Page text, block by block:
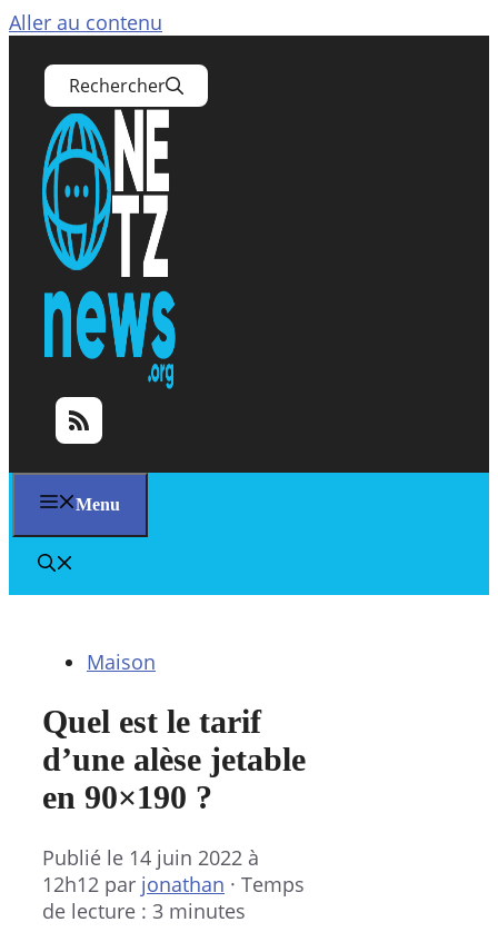
Aller au contenu
Rechercher
Menu
Maison
Quel est le tarif
d’une alèse jetable
en 90×190 ?
Publié le 14 juin 2022 à
12h12 par jonathan · Temps
de lecture : 3 minutes